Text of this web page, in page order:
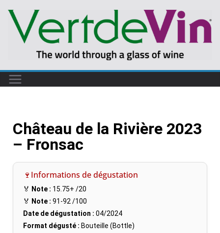
Château de la Rivière 2023
– Fronsac
🍷Informations de dégustation
🏅 Note : 15.75+ /20
🏅 Note : 91-92 /100
Date de dégustation : 04/2024
Format dégusté : Bouteille (Bottle)